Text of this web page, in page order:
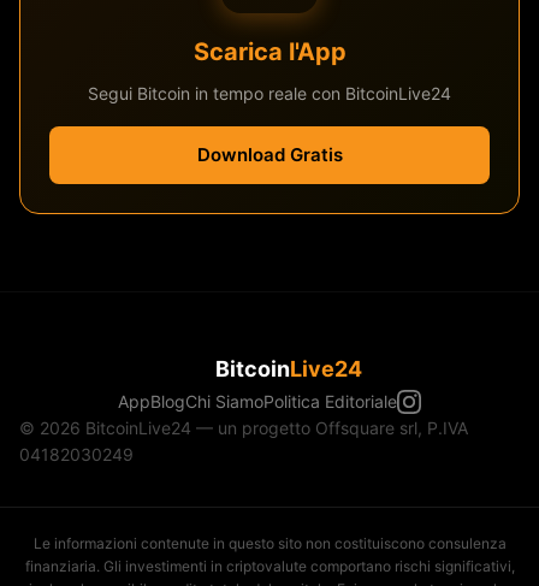
Scarica l'App
Segui Bitcoin in tempo reale con BitcoinLive24
Download Gratis
BitcoinLive24
AppBlogChi SiamoPolitica Editoriale
© 2026 BitcoinLive24 — un progetto Offsquare srl, P.IVA
04182030249
Le informazioni contenute in questo sito non costituiscono consulenza
finanziaria. Gli investimenti in criptovalute comportano rischi significativi,